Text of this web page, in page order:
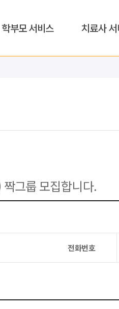
학부모 서비스 치료사
그룹 모집합니다.
전화번호